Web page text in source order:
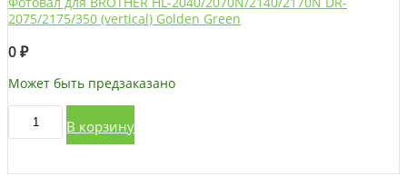
2075/2175/350 (vertical) Golden Green
0₽
Может быть предзаказано
товара
BROTHER
В корзину